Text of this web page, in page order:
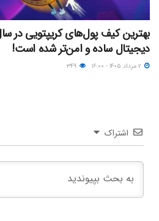
دیجیتال ساده و امن‌تر شده است!
اشتراک